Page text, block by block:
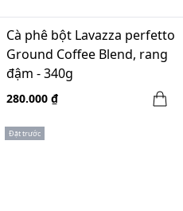
Cà phê bột Lavazza perfetto
Ground Coffee Blend, rang
đậm - 340g
280.000 ₫
Đặt trước